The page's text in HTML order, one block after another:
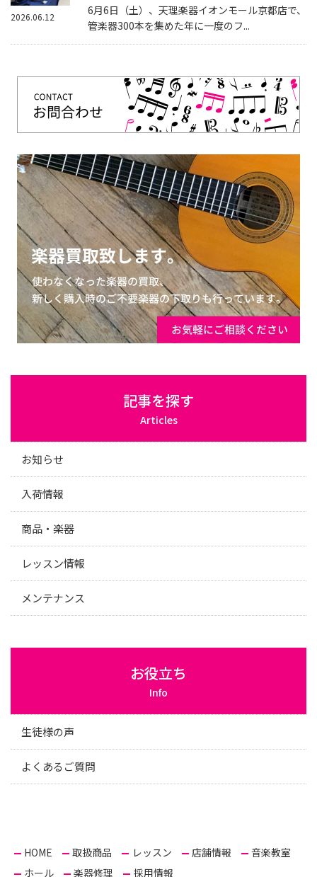
6月6日（土）、天理楽器イオンモール京都店で、
管楽器300本を集めた年に一度のフ...
2026.06.12
記事を探す
Articles
お知らせ
入荷情報
商品・楽器
レッスン情報
メンテナンス
お役立ち
Info
生徒様の声
よくあるご質問
HOME 取扱商品 レッスン 店舗情報
音楽教室
ホール
楽器修理 採用情報